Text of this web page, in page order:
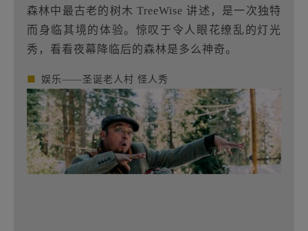
森林中最古老的树木 TreeWise 讲述，是一次独特
而身临其境的体验。惊叹于令人眼花缭乱的灯光
秀，看看夜幕降临后的森林是多么神奇。
■ 娱乐——圣诞老人村 怪人秀